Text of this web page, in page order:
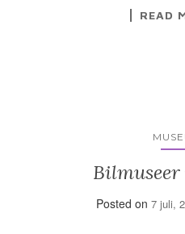
READ
Posted on 7 juli,